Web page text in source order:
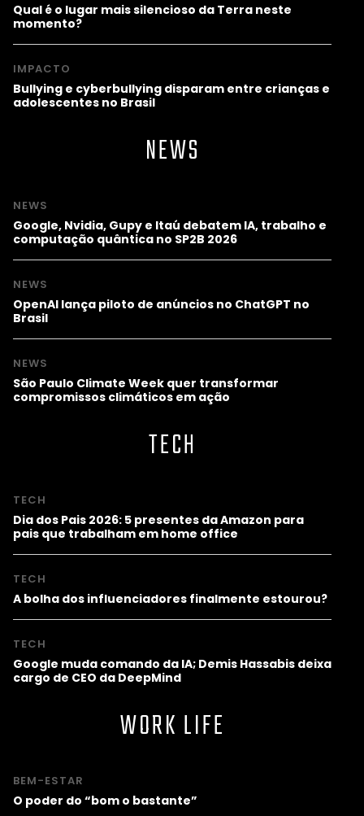
Qual é o lugar mais silencioso da Terra neste
momento?
IMPACTO
Bullying e cyberbullying disparam entre crianças e
adolescentes no Brasil
NEWS
NEWS
Google, Nvidia, Gupy e Itaú debatem IA, trabalho e
computação quântica no SP2B 2026
NEWS
OpenAI lança piloto de anúncios no ChatGPT no
Brasil
NEWS
São Paulo Climate Week quer transformar
compromissos climáticos em ação
TECH
TECH
Dia dos Pais 2026: 5 presentes da Amazon para
pais que trabalham em home office
TECH
A bolha dos influenciadores finalmente estourou?
TECH
Google muda comando da IA; Demis Hassabis deixa
cargo de CEO da DeepMind
WORK LIFE
BEM-ESTAR
O poder do “bom o bastante”